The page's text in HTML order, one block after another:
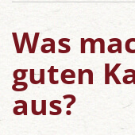
Was
guten
aus?